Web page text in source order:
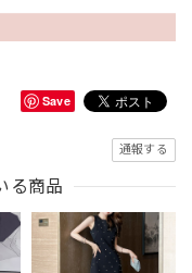
Save
通報する
る商品